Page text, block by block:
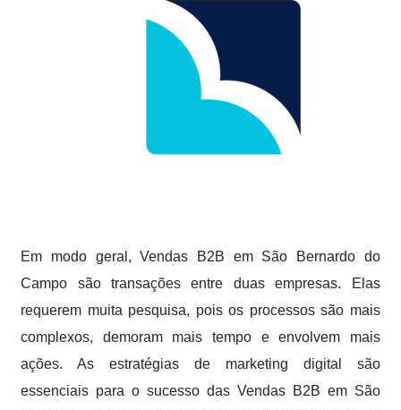
Em modo geral, Vendas B2B em São Bernardo do
Campo são transações entre duas empresas. Elas
requerem muita pesquisa, pois os processos são mais
complexos, demoram mais tempo e envolvem mais
ações. As estratégias de marketing digital são
essenciais para o sucesso das Vendas B2B em São